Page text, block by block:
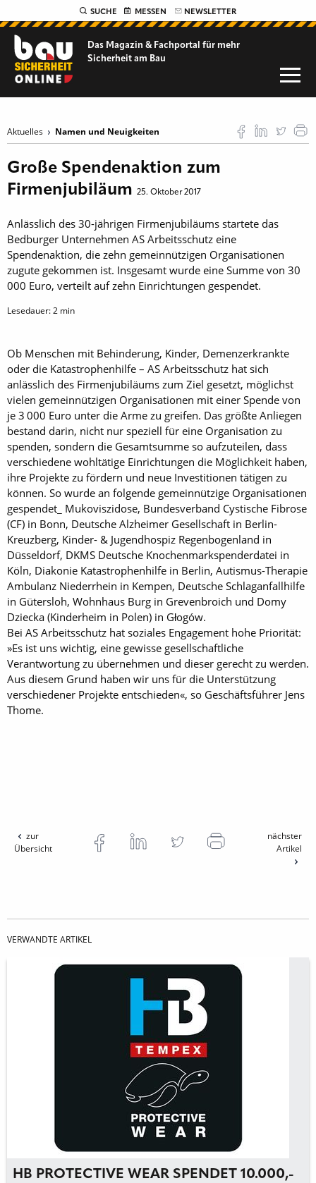
SUCHE MESSEN NEWSLETTER
Das Magazin & Fachportal für mehr
Sicherheit am Bau
Aktuelles Namen und Neuigkeiten
Große Spendenaktion zum
Firmenjubiläum 25. Oktober 2017
Anlässlich des 30-jährigen Firmenjubiläums startete das
Bedburger Unternehmen AS Arbeitsschutz eine
Spendenaktion, die zehn gemeinnützigen Organisationen
zugute gekommen ist. Insgesamt wurde eine Summe von 30
000 Euro, verteilt auf zehn Einrichtungen gespendet.
Lesedauer:2 min
Ob Menschen mit Behinderung, Kinder, Demenzerkrankte
oder die Katastrophenhilfe – AS Arbeitsschutz hat sich
anlässlich des Firmenjubiläums zum Ziel gesetzt, möglichst
vielen gemeinnützigen Organisationen mit einer Spende von
je 3 000 Euro unter die Arme zu greifen. Das größte Anliegen
bestand darin, nicht nur speziell für eine Organisation zu
spenden, sondern die Gesamtsumme so aufzuteilen, dass
verschiedene wohltätige Einrichtungen die Möglichkeit haben,
ihre Projekte zu fördern und neue Investitionen tätigen zu
können. So wurde an folgende gemeinnützige Organisationen
gespendet_ Mukoviszidose, Bundesverband Cystische Fibrose
(CF) in Bonn, Deutsche Alzheimer Gesellschaft in Berlin-
Kreuzberg, Kinder- & Jugendhospiz Regenbogenland in
Düsseldorf, DKMS Deutsche Knochenmarkspenderdatei in
Köln, Diakonie Katastrophenhilfe in Berlin, Autismus-Therapie
Ambulanz Niederrhein in Kempen, Deutsche Schlaganfallhilfe
in Gütersloh, Wohnhaus Burg in Grevenbroich und Domy
Dziecka (Kinderheim in Polen) in Głogów.
Bei AS Arbeitsschutz hat soziales Engagement hohe Priorität:
»Es ist uns wichtig, eine gewisse gesellschaftliche
Verantwortung zu übernehmen und dieser gerecht zu werden.
Aus diesem Grund haben wir uns für die Unterstützung
verschiedener Projekte entschieden«, so Geschäftsführer Jens
Thome.
zur
Übersicht
nächster
Artikel
VERWANDTE ARTIKEL
HB PROTECTIVE WEAR SPENDET 10.000,-